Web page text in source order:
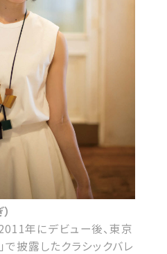
年にデビュー後、東京
で披露したクラシックバレ